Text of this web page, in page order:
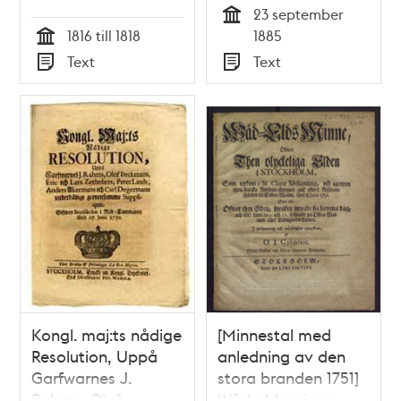
ombudsman, emot
herr under-
ståthållaren och
riddaren Wannqwist,
rörande olaga
arrestering, och
wåld mot oskyldige.
Tid
1816 till 1818
Typ
Text
polismästarens
[Semmy Rubenson]
förklaring till Kungl.
Svea Hofrätt
23 september
1885
Typ
Text
Kongl. maj:ts nådige
Resolution, Uppå
Garfwarnes J.
[Minnestal med
anledning av den
stora branden 1751]